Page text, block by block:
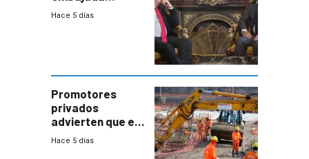
residente en
enorme
potencial
Hace 5 días
Promotores
privados
advierten que el
nuevo convenio
Hace 5 días